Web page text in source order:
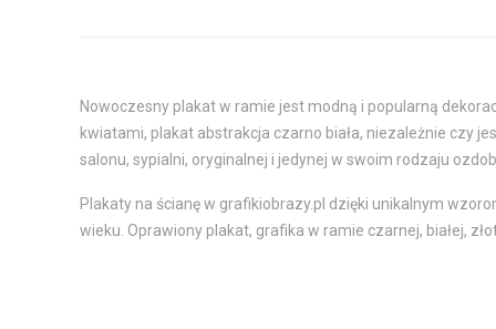
Nowoczesny plakat w ramie jest modną i popularną
kwiatami, plakat abstrakcja czarno biała, niezależnie czy
salonu, sypialni, oryginalnej i jedynej w swoim rodzaju
Plakaty na ścianę w grafikiobrazy.pl dzięki unikalnym
wieku. Oprawiony plakat, grafika w ramie czarnej, białej,